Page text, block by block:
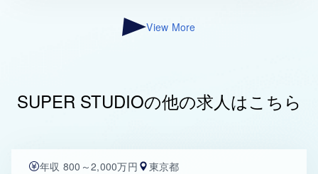
View More
SUPER STUDIOの他の求人はこちら
年収 800～2,000万円 東京都